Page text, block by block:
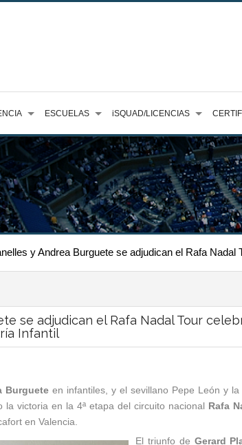
ESCUELAS iSQUAD/LICENCIAS
y Andrea Burguete se adjudican el Rafa
se adjudican el Rafa Nadal Tour
Infantil
Burguete en infantiles, y el sevillano Pepe León y la
victoria en la 4ª etapa del circuito nacional Rafa
en Valencia.
El triunfo de Gerard